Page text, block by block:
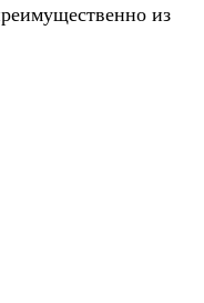
из